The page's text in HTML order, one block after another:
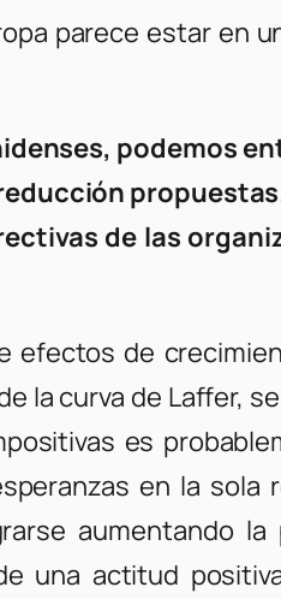
parece estar en
podemos
de las
efectos de
la curva de Laffer,
es
en la
aumentando
una actitud